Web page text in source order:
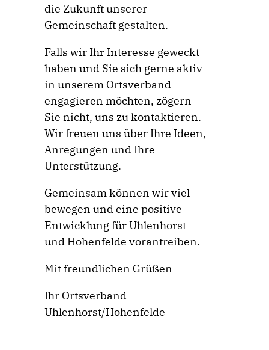
die Zukunft unserer
Gemeinschaft gestalten.
Falls wir Ihr Interesse geweckt
haben und Sie sich gerne aktiv
in unserem Ortsverband
engagieren möchten, zögern
Sie nicht, uns zu kontaktieren.
Wir freuen uns über Ihre Ideen,
Anregungen und Ihre
Unterstützung.
Gemeinsam können wir viel
bewegen und eine positive
Entwicklung für Uhlenhorst
und Hohenfelde vorantreiben.
Mit freundlichen Grüßen
Ihr Ortsverband
Uhlenhorst/Hohenfelde